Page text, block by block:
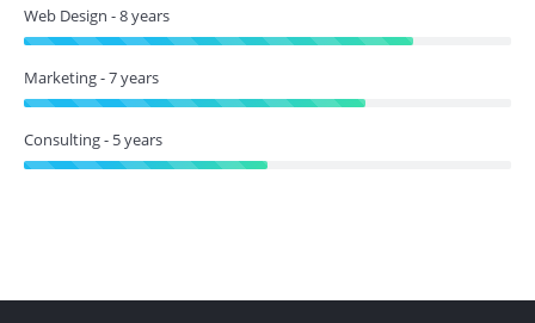
Web Design - 8 years
Marketing - 7 years
Consulting - 5 years